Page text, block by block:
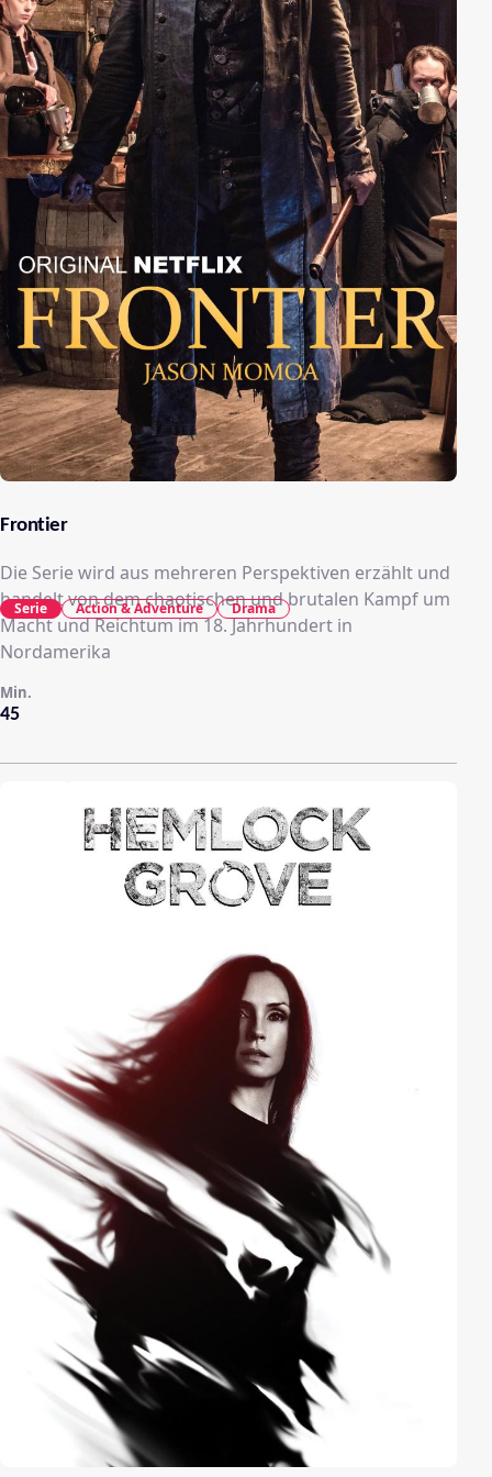
Frontier
Die Serie wird aus mehreren Perspektiven erzählt und
handelt von dem chaotischen und brutalen Kampf um
Macht und Reichtum im 18. Jahrhundert in
Nordamerika
45
Min.
Serie Action & Adventure Drama